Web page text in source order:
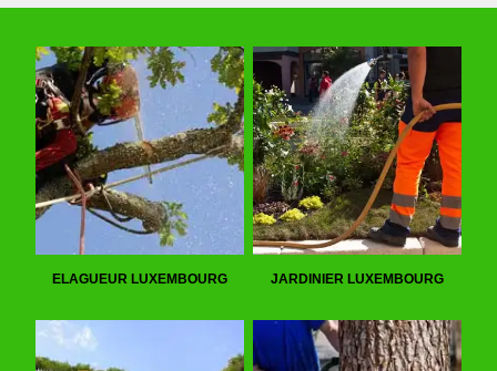
ELAGUEUR LUXEMBOURG JARDINIER LUXEMBOURG